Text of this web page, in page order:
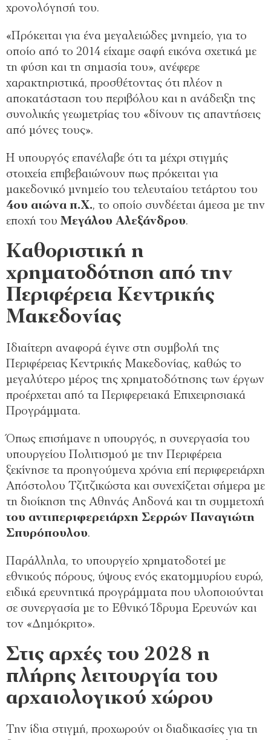
χρονολόγησή του.
«Πρόκειται για ένα μεγαλειώδες μνημείο, για το
οποίο από το 2014 είχαμε σαφή εικόνα σχετικά με
τη φύση και τη σημασία του», ανέφερε
χαρακτηριστικά, προσθέτοντας ότι πλέον η
αποκατάσταση του περιβόλου και η ανάδειξη της
συνολικής γεωμετρίας του «δίνουν τις απαντήσεις
από μόνες τους».
Η υπουργός επανέλαβε ότι τα μέχρι στιγμής
στοιχεία επιβεβαιώνουν πως πρόκειται για
μακεδονικό μνημείο του τελευταίου τετάρτου του
4ου αιώνα π.Χ., το οποίο συνδέεται άμεσα με την
εποχή του Μεγάλου Αλεξάνδρου.
Καθοριστική η
χρηματοδότηση από την
Περιφέρεια Κεντρικής
Μακεδονίας
Ιδιαίτερη αναφορά έγινε στη συμβολή της
Περιφέρειας Κεντρικής Μακεδονίας, καθώς το
μεγαλύτερο μέρος της χρηματοδότησης των έργων
προέρχεται από τα Περιφερειακά Επιχειρησιακά
Προγράμματα.
Όπως επισήμανε η υπουργός, η συνεργασία του
υπουργείου Πολιτισμού με την Περιφέρεια
ξεκίνησε τα προηγούμενα χρόνια επί περιφερειάρχη
Απόστολου Τζιτζικώστα και συνεχίζεται σήμερα με
τη διοίκηση της Αθηνάς Αηδονά και τη συμμετοχή
του αντιπεριφερειάρχη Σερρών Παναγιώτη
Σπυρόπουλου.
Παράλληλα, το υπουργείο χρηματοδοτεί με
εθνικούς πόρους, ύψους ενός εκατομμυρίου ευρώ,
ειδικά ερευνητικά προγράμματα που υλοποιούνται
σε συνεργασία με το Εθνικό Ίδρυμα Ερευνών και
τον «Δημόκριτο».
Στις αρχές του 2028 η
πλήρης λειτουργία του
αρχαιολογικού χώρου
Την ίδια στιγμή, προχωρούν οι διαδικασίες για τη